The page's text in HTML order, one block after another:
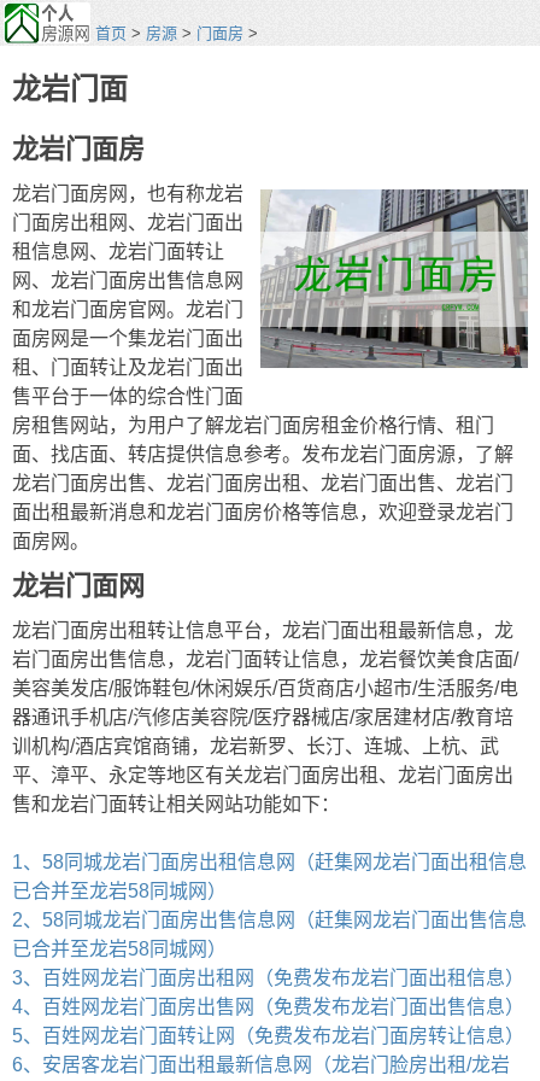
首页 > 房源 > 门面房 >
龙岩门面
龙岩门面房
龙岩门面房网，也有称龙岩
门面房出租网、龙岩门面出
租信息网、龙岩门面转让
网、龙岩门面房出售信息网
和龙岩门面房官网。龙岩门
面房网是一个集龙岩门面出
租、门面转让及龙岩门面出
售平台于一体的综合性门面
房租售网站，为用户了解龙岩门面房租金价格行情、租门
面、找店面、转店提供信息参考。发布龙岩门面房源，了解
龙岩门面房出售、龙岩门面房出租、龙岩门面出售、龙岩门
面出租最新消息和龙岩门面房价格等信息，欢迎登录龙岩门
面房网。
龙岩门面网
龙岩门面房出租转让信息平台，龙岩门面出租最新信息，龙
岩门面房出售信息，龙岩门面转让信息，龙岩餐饮美食店面/
美容美发店/服饰鞋包/休闲娱乐/百货商店小超市/生活服务/电
器通讯手机店/汽修店美容院/医疗器械店/家居建材店/教育培
训机构/酒店宾馆商铺，龙岩新罗、长汀、连城、上杭、武
平、漳平、永定等地区有关龙岩门面房出租、龙岩门面房出
售和龙岩门面转让相关网站功能如下：
1、58同城龙岩门面房出租信息网（赶集网龙岩门面出租信息
已合并至龙岩58同城网）
2、58同城龙岩门面房出售信息网（赶集网龙岩门面出售信息
已合并至龙岩58同城网）
3、百姓网龙岩门面房出租网（免费发布龙岩门面出租信息）
4、百姓网龙岩门面房出售网（免费发布龙岩门面出售信息）
5、百姓网龙岩门面转让网（免费发布龙岩门面房转让信息）
6、安居客龙岩门面出租最新信息网（龙岩门脸房出租/龙岩